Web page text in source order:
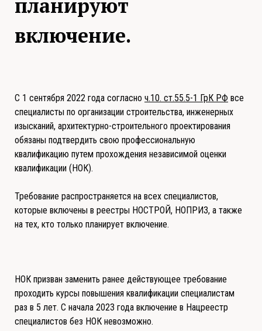
планируют
включение.
С 1 сентября 2022 года согласно ч.10. ст.55.5-1 ГрК РФ все
специалисты по организации строительства, инженерных
изысканий, архитектурно-строительного проектирования
обязаны подтвердить свою профессиональную
квалификацию путем прохождения независимой оценки
квалификации (НОК).
Требование распространяется на всех специалистов,
которые включены в реестры НОСТРОЙ, НОПРИЗ, а также
на тех, кто только планирует включение.
НОК призван заменить ранее действующее требование
проходить курсы повышения квалификации специалистам
раз в 5 лет. С начала 2023 года включение в Нацреестр
специалистов без НОК невозможно.